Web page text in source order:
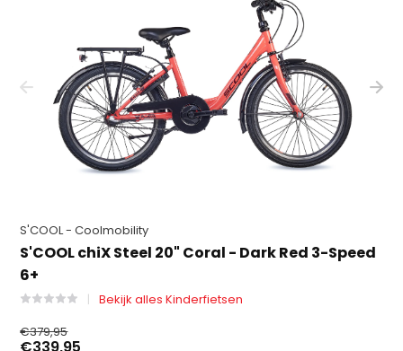
S'COOL - Coolmobility
S'COOL chiX Steel 20" Coral - Dark Red 3-Speed
6+
Bekijk alles Kinderfietsen
€379,95